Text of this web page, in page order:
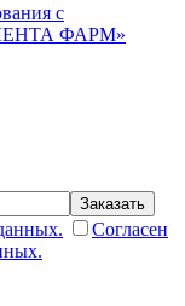
с
ФАРМ»
Заказать
Согласен